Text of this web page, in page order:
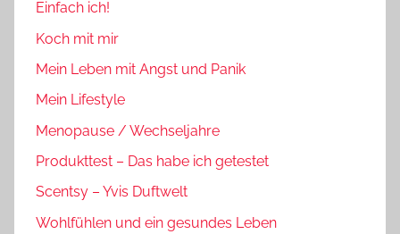
Einfach ich!
Koch mit mir
Mein Leben mit Angst und Panik
Mein Lifestyle
Menopause / Wechseljahre
Produkttest – Das habe ich getestet
Scentsy – Yvis Duftwelt
Wohlfühlen und ein gesundes Leben